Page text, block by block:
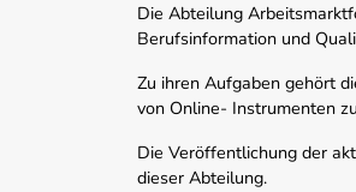
Die Abteilung
Berufsinformation und
Zu ihren Aufgaben gehört
von Online- Instrumenten
Die Veröffentlichung der
dieser Abteilung.